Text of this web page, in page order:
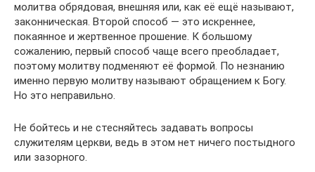
молитва обрядовая, внешняя или, как её ещё называют,
законническая. Второй способ — это искреннее,
покаянное и жертвенное прошение. К большому
сожалению, первый способ чаще всего преобладает,
поэтому молитву подменяют её формой. По незнанию
именно первую молитву называют обращением к Богу.
Но это неправильно.
Не бойтесь и не стесняйтесь задавать вопросы
служителям церкви, ведь в этом нет ничего постыдного
или зазорного.